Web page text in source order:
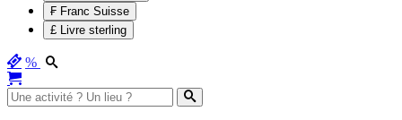
₣ Franc Suisse
£ Livre sterling
%